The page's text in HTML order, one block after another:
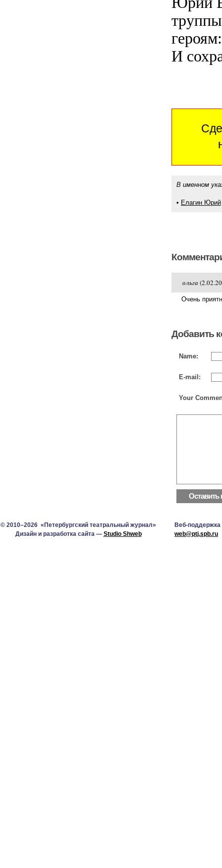
И
В именном
• Елагин Юрий
ольга
Очень
Добавить
Name:
E-mail:
Your
© 2010–2026 «Петербургский театральный журнал»
Дизайн и разработка сайта — Studio Shweb
Веб-поддержка
web@ptj.spb.ru